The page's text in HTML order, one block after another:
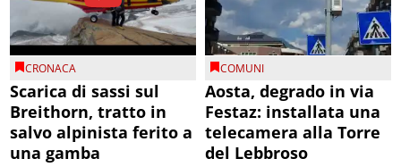
CRONACA
Scarica di sassi sul
Breithorn, tratto in
salvo alpinista ferito a
una gamba
COMUNI
Aosta, degrado in via
Festaz: installata una
telecamera alla Torre
del Lebbroso